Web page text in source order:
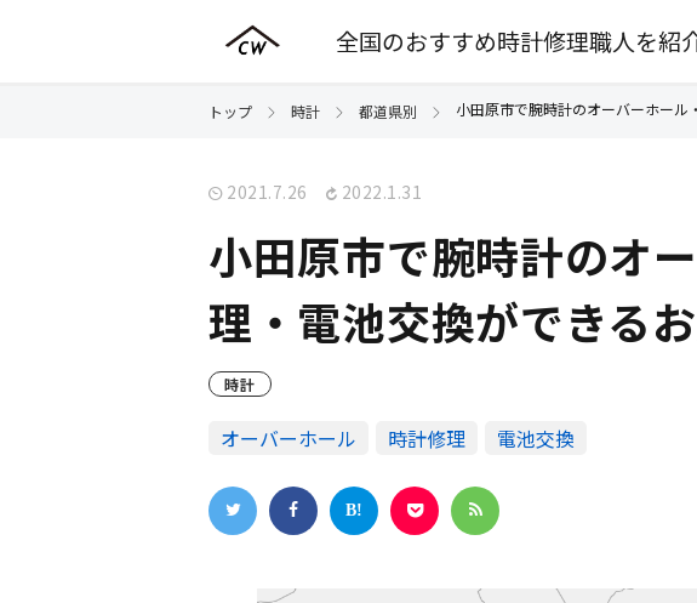
全国のおすすめ時計修理職人を紹
トップ 時計 都道県別 小田原市で腕時計のオーバーホー
2021.7.26 2022.1.31
小田原市で腕時計のオ
理・電池交換ができる
時計
オーバーホール 時計修理 電池交換